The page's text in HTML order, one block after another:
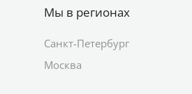
Мы в регионах
Санкт-Петербург
Москва